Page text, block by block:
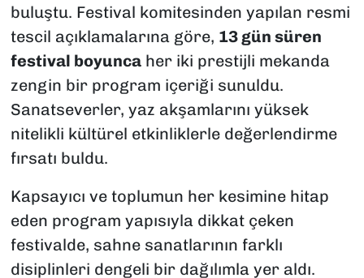
buluştu. Festival komitesinden yapılan resmi
tescil açıklamalarına göre, 13 gün süren
festival boyuncaher iki prestijli mekanda
zengin bir program içeriği sunuldu.
Sanatseverler, yaz akşamlarını yüksek
nitelikli kültürel etkinliklerle değerlendirme
fırsatı buldu.
Kapsayıcı ve toplumun her kesimine hitap
eden program yapısıyla dikkat çeken
festivalde, sahne sanatlarının farklı
disiplinleri dengeli bir dağılımla yer aldı.